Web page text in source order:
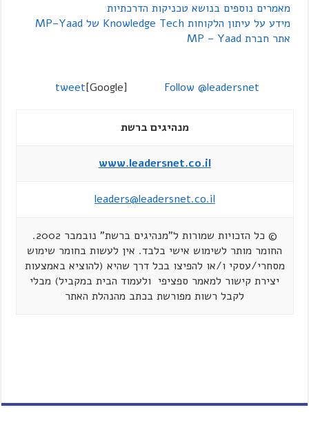
מאמרים נוספים בנושא טכניקות הדרכתיות
מידע על עיתון הלקוחות Knowledge Tech של MP–Yaad
אתר חברת MP – Yaad
tweet[Google] Follow @leadersnet
מנהיגים ברשת
www.leadersnet.co.il
leaders@leadersnet.co.il
© כל הזכויות שמורות ל"מנהיגים ברשת" נובמבר 2002.
החומר מותר לשימוש אישי בלבד. אין לעשות בחומר שימוש
מסחרי/עסקי ו/או להפיצו בכל דרך שהיא (להוציא באמצעות
יצירת קישור למאמר ספציפי ולעמוד הבית במקביל) מבלי
לקבל רשות מפורשת בכתב מהנהלת האתר